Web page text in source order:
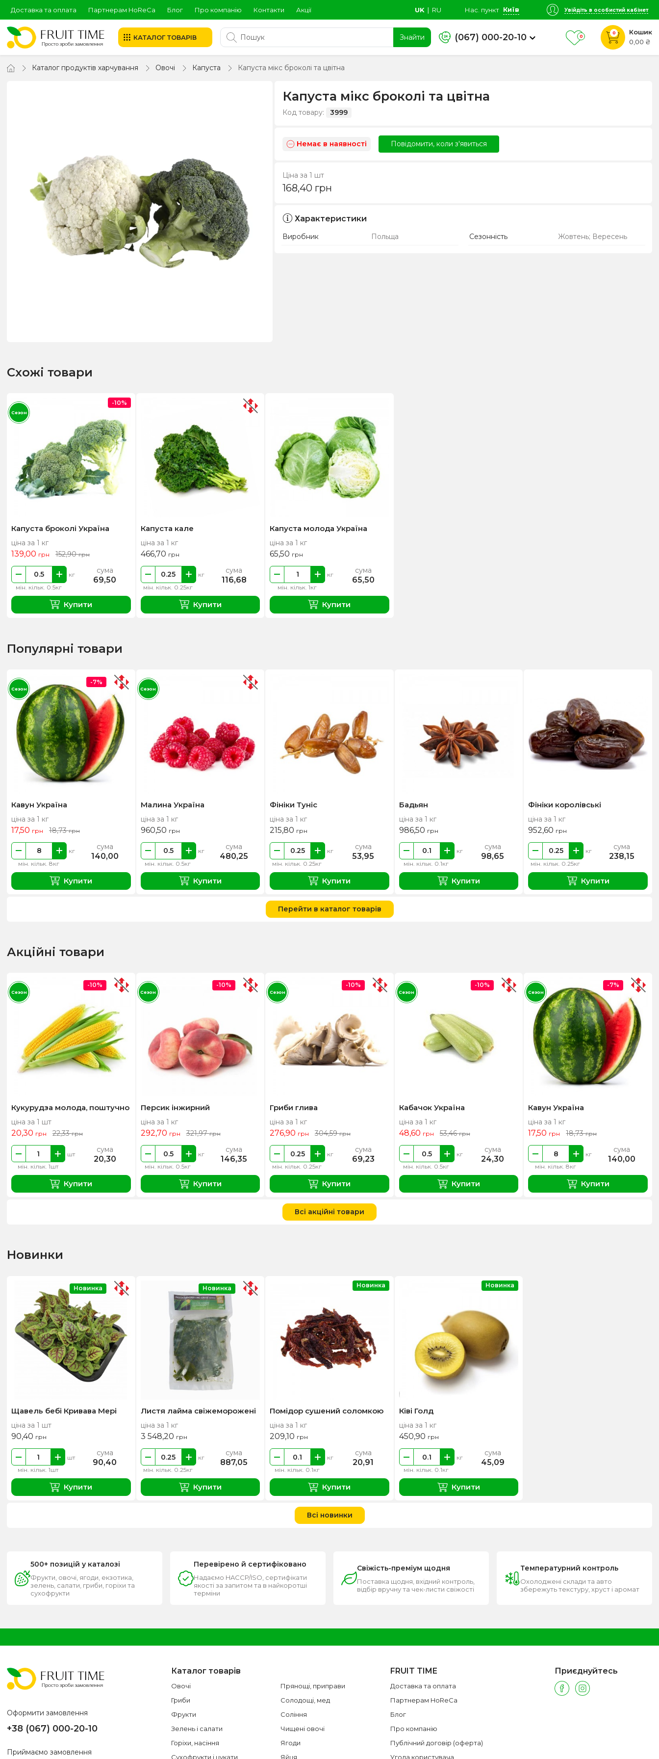
Доставка та оплата Партнерам HoReCa Блог Про компанію Контакти Акції UK ∣ RU Нас. пункт Київ Увійдіть в особистий кабінет
КАТАЛОГ ТОВАРІВ Знайти (067) 000-20-10 0
0
Кошик
0,00 ₴
Каталог продуктів харчування Овочі Капуста Капуста мікс броколі та цвітна
Капуста мікс броколі та цвітна
Код товару: 3999
Немає в наявності Повідомити, коли з'явиться
Ціна за 1 шт
168,40 грн
Характеристики
Виробник Польща Сезонність Жовтень; Вересень
Схожі товари
Капуста броколі Україна
ціна за 1 кг
139,00 грн 152,90грн
мін. кільк. 0.5кг
кг сума
69,50
Купити
-10%
Сезон
Капуста кале
ціна за 1 кг
466,70 грн
мін. кільк. 0.25кг
кг сума
116,68
Купити
Капуста молода Україна
ціна за 1 кг
65,50 грн
мін. кільк. 1кг
кг сума
65,50
Купити
Популярні товари
Кавун Україна
ціна за 1 кг
17,50 грн 18,73грн
мін. кільк. 8кг
кг сума
140,00
Купити
-7%
Сезон
Малина Україна
ціна за 1 кг
960,50 грн
мін. кільк. 0.5кг
кг сума
480,25
Купити
Сезон
Фініки Туніс
ціна за 1 кг
215,80 грн
мін. кільк. 0.25кг
кг сума
53,95
Купити
Бадьян
ціна за 1 кг
986,50 грн
мін. кільк. 0.1кг
кг сума
98,65
Купити
Фініки королівські
ціна за 1 кг
952,60 грн
мін. кільк. 0.25кг
кг сума
238,15
Купити
Перейти в каталог товарів
Акційні товари
Кукурудза молода, поштучно
ціна за 1 шт
20,30 грн 22,33грн
мін. кільк. 1шт
шт сума
20,30
Купити
-10%
Сезон
Персик інжирний
ціна за 1 кг
292,70 грн 321,97грн
мін. кільк. 0.5кг
кг сума
146,35
Купити
-10%
Сезон
Гриби глива
ціна за 1 кг
276,90 грн 304,59грн
мін. кільк. 0.25кг
кг сума
69,23
Купити
-10%
Сезон
Кабачок Україна
ціна за 1 кг
48,60 грн 53,46грн
мін. кільк. 0.5кг
кг сума
24,30
Купити
-10%
Сезон
Кавун Україна
ціна за 1 кг
17,50 грн 18,73грн
мін. кільк. 8кг
кг сума
140,00
Купити
-7%
Сезон
Всі акційні товари
Новинки
Щавель бебі Кривава Мері
ціна за 1 шт
90,40 грн
мін. кільк. 1шт
шт сума
90,40
Купити
Новинка
Листя лайма свіжеморожені
ціна за 1 кг
3 548,20 грн
мін. кільк. 0.25кг
кг сума
887,05
Купити
Новинка
Помідор сушений соломкою
ціна за 1 кг
209,10 грн
мін. кільк. 0.1кг
кг сума
20,91
Купити
Новинка
Ківі Голд
ціна за 1 кг
450,90 грн
мін. кільк. 0.1кг
кг сума
45,09
Купити
Новинка
Всі новинки
500+ позицій у каталозі
Фрукти, овочі, ягоди, екзотика,
зелень, салати, гриби, горіхи та
сухофрукти
Перевірено й сертифіковано
Надаємо HACCP/ISO, сертифікати
якості за запитом та в найкоротші
терміни
Свіжість-преміум щодня
Поставка щодня, вхідний контроль,
відбір вручну та чек-листи свіжості
Температурний контроль
Охолоджені склади та авто
збережуть текстуру, хруст і аромат
Оформити замовлення
+38 (067) 000-20-10
Приймаємо замовлення
Каталог товарів
Овочі
Гриби
Фрукти
Зелень і салати
Горіхи, насіння
Сухофрукти і цукати
Прянощі, приправи
Солодощі, мед
Соління
Чищені овочі
Ягоди
Яйця
FRUIT TIME
Доставка та оплата
Партнерам HoReCa
Блог
Про компанію
Публічний договір (оферта)
Угода користувача
Приєднуйтесь